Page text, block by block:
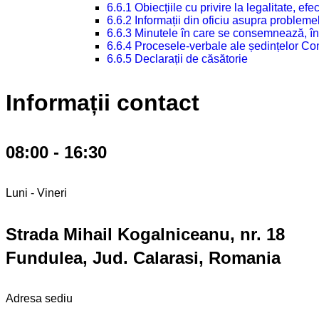
6.6.1 Obiecțiile cu privire la legalitate,
6.6.2 Informații din oficiu asupra
6.6.3 Minutele în care se consemnează,
6.6.4 Procesele-verbale ale ședințelor
6.6.5 Declarații de căsătorie
Informații contact
08:00 - 16:30
Luni - Vineri
Strada Mihail Kogalniceanu, nr. 18
Fundulea, Jud. Calarasi, Romania
Adresa sediu